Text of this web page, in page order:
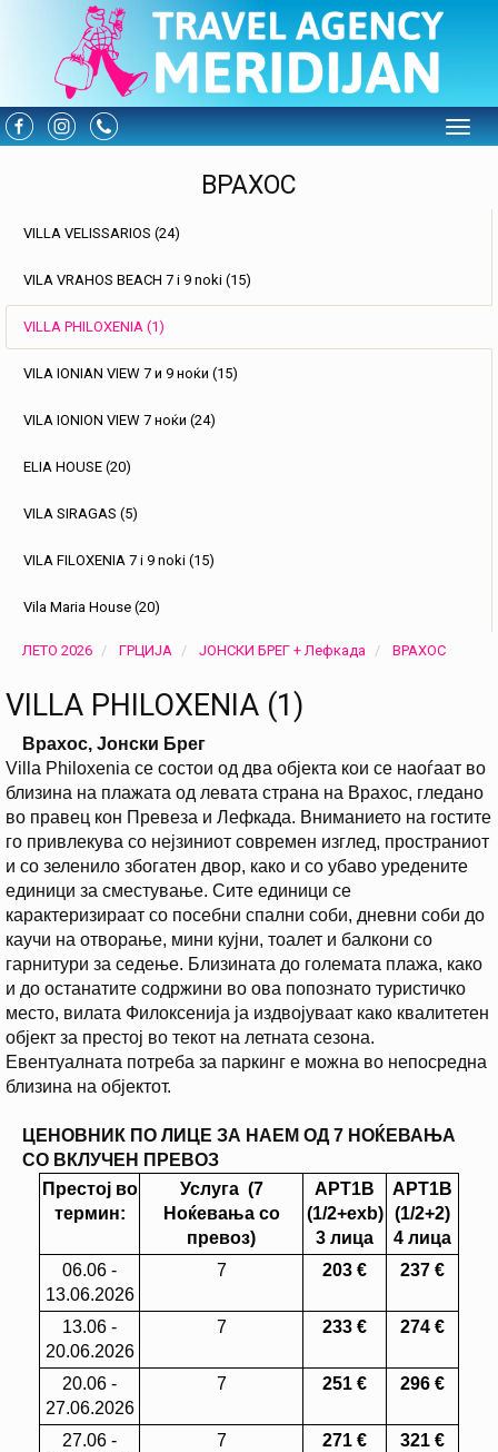
ВРАХОС
VILLA VELISSARIOS (24)
VILA VRAHOS BEACH 7 i 9 noki (15)
VILLA PHILOXENIA (1)
VILA IONIAN VIEW 7 и 9 ноќи (15)
VILA IONION VIEW 7 ноќи (24)
ELIA HOUSE (20)
VILA SIRAGAS (5)
VILA FILOXENIA 7 i 9 noki (15)
Vila Maria House (20)
ЛЕТО 2026 ГРЦИЈА ЈОНСКИ БРЕГ + Лефкада ВРАХОС
VILLA PHILOXENIA (1)
Врахос, Јонски Брег
Villa Philoxenia се состои од два објекта кои се наоѓаат во
близина на плажата од левата страна на Врахос, гледано
во правец кон Превеза и Лефкада. Вниманието на гостите
го привлекува со нејзиниот современ изглед, пространиот
и со зеленило збогатен двор, како и со убаво уредените
единици за сместување. Сите единици се
карактеризираат со посебни спални соби, дневни соби до
каучи на отворање, мини кујни, тоалет и балкони со
гарнитури за седење. Близината до големата плажа, како
и до останатите содржини во ова попознато туристичко
место, вилата Филоксенија ја издвојуваат како квалитетен
објект за престој во текот на летната сезона.
Евентуалната потреба за паркинг е можна во непосредна
близина на објектот.
ЦЕНОВНИК ПО ЛИЦЕ ЗА НАЕМ ОД 7 НОЌЕВАЊА
СО ВКЛУЧЕН ПРЕВОЗ
Престој во
термин:
Услуга (7
Ноќевања со
превоз)
APT1B
(1/2+exb)
3 лица
APT1B
(1/2+2)
4 лица
06.06 -
13.06.2026
7 203 € 237 €
13.06 -
20.06.2026
7 233 € 274 €
20.06 -
27.06.2026
7 251 € 296 €
27.06 -
7 271 € 321 €